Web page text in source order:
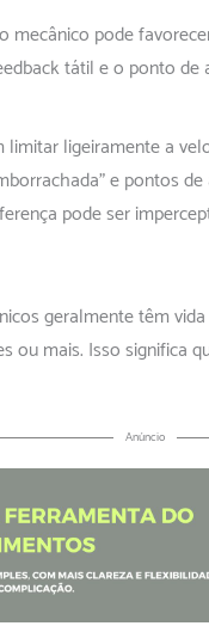
mecânico pode
tátil e o ponto
ligeiramente a
e pontos
pode ser
geralmente têm
ou mais. Isso significa
Anúncio